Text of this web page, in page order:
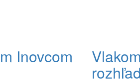
Inovcom